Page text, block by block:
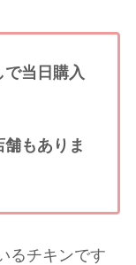
当日購入
もありま
るチキンです